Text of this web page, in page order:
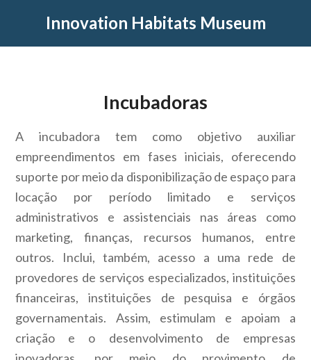
Innovation Habitats Museum
Incubadoras
A incubadora tem como objetivo auxiliar
empreendimentos em fases iniciais, oferecendo
suporte por meio da disponibilização de espaço para
locação por período limitado e serviços
administrativos e assistenciais nas áreas como
marketing, finanças, recursos humanos, entre
outros. Inclui, também, acesso a uma rede de
provedores de serviços especializados, instituições
financeiras, instituições de pesquisa e órgãos
governamentais. Assim, estimulam e apoiam a
criação e o desenvolvimento de empresas